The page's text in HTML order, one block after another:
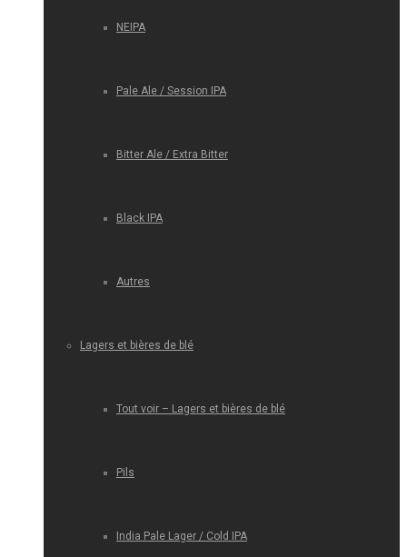
NEIPA
Pale Ale / Session IPA
Bitter Ale / Extra Bitter
Black IPA
Autres
Lagers et bières de blé
Tout voir – Lagers et bières de blé
Pils
India Pale Lager / Cold IPA